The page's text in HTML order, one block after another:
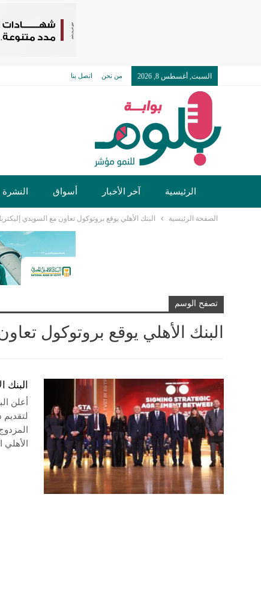
السبت, أغسطس 8, 2026 من نحن اتصل بنا
الرئيسية آخر الأخبار أسواق النشرة
الصفحة الرئيسية البنك الأهلي يوقع بروتوكول تعاون مع السويدي
تصفح الوسم
البنك الأهلي يوقع بروتوكول
أعلن